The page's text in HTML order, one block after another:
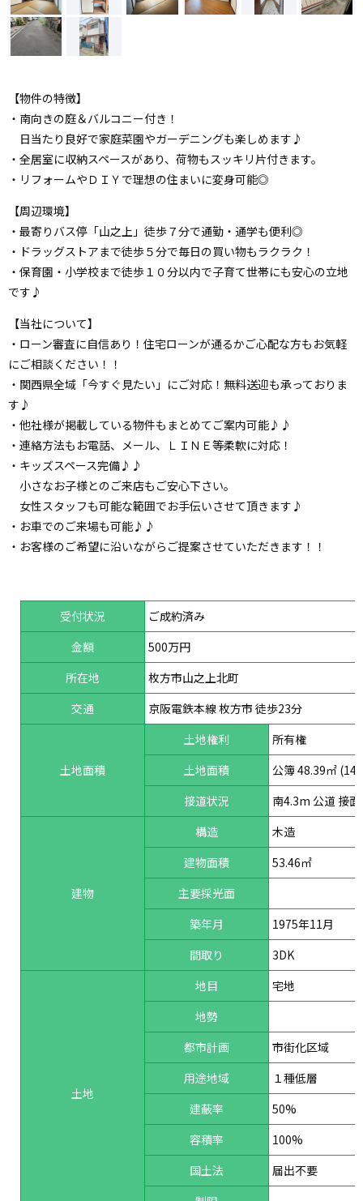
【物件の特徴】
・南向きの庭＆バルコニー付き！
日当たり良好で家庭菜園やガーデニングも楽しめます♪
・全居室に収納スペースがあり、荷物もスッキリ片付きます。
・リフォームやＤＩＹで理想の住まいに変身可能◎
【周辺環境】
・最寄りバス停「山之上」徒歩７分で通勤・通学も便利◎
・ドラッグストアまで徒歩５分で毎日の買い物もラクラク！
・保育園・小学校まで徒歩１０分以内で子育て世帯にも安心の立地
です♪
【当社について】
・ローン審査に自信あり！住宅ローンが通るかご心配な方もお気軽
にご相談ください！！
・関西県全域「今すぐ見たい」にご対応！無料送迎も承っておりま
す♪
・他社様が掲載している物件もまとめてご案内可能♪♪
・連絡方法もお電話、メール、ＬＩＮＥ等柔軟に対応！
・キッズスペース完備♪♪
小さなお子様とのご来店もご安心下さい。
女性スタッフも可能な範囲でお手伝いさせて頂きます♪
・お車でのご来場も可能♪♪
・お客様のご希望に沿いながらご提案させていただきます！！
受付状況
ご成約済み
金額
500万円
所在地
枚方市山之上北町
交通
京阪電鉄本線 枚方市 徒歩23分
土地面積
土地権利
所有権
土地面積
公簿 48.39㎡
接道状況
南4.3m 公道 接
建物
構造
木造
建物面積
53.46㎡
主要採光面
築年月
1975年11月
間取り
3DK
土地
地目
宅地
地勢
都市計画
市街化区域
用途地域
１種低層
建蔽率
50%
容積率
100%
国土法
届出不要